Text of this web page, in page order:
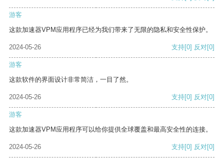
游客
这款加速器VPM应用程序已经为我们带来了无限的隐私和安全性保护。
2024-05-26 支持[0] 反对[0]
游客
这款软件的界面设计非常简洁，一目了然。
2024-05-26 支持[0] 反对[0]
游客
这款加速器VPM应用程序可以给你提供全球覆盖和最高安全性的连接。
2024-05-26 支持[0] 反对[0]